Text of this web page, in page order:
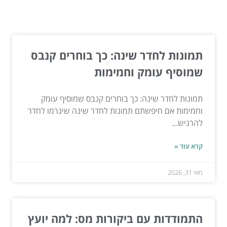
תמונות לחדר שינה: כך בוחרים קנבס
שמוסיף עומק וחמימות
תמונות לחדר שינה: כך בוחרים קנבס שמוסיף עומק
וחמימות אם חיפשתם תמונות לחדר שינה שיגרמו לחדר
להרגיש...
קרא עוד »
מאי 31, 2026
התמודדות עם ביקורות מס: למה יועץ